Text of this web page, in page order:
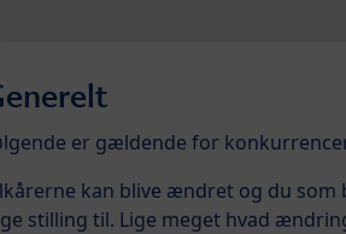
er gældende for
kan blive ændret og du
stilling til. Lige meget hvad